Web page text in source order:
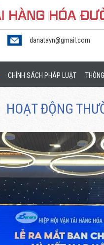
danatavn@gmail.com
CHÍNH SÁCH PHÁP LUẬT
HOẠT ĐỘNG